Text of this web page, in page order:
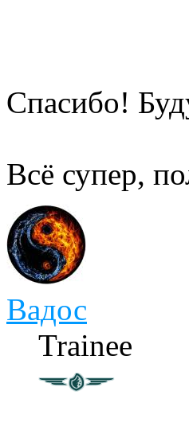
Спасибо!
Всё супер,
Вадос
Trainee